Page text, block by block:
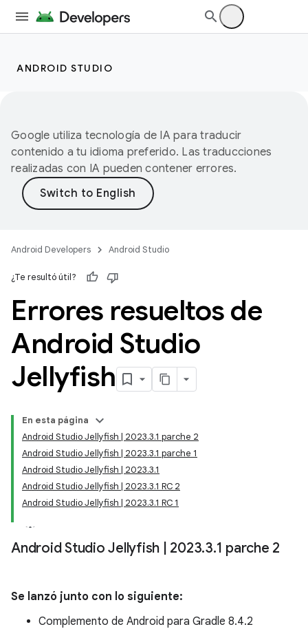
ANDROID STUDIO
Google utiliza tecnología de IA para traducir
contenido a tu idioma preferido. Las traducciones
realizadas con IA pueden contener errores.
Android Developers Android Studio
¿Te resultó útil?
Errores resueltos de
Android Studio
Jellyfish
En esta página
Android Studio Jellyfish | 2023.3.1 parche 2
Android Studio Jellyfish | 2023.3.1 parche 1
Android Studio Jellyfish | 2023.3.1
Android Studio Jellyfish | 2023.3.1 RC 2
Android Studio Jellyfish | 2023.3.1 RC 1
Android Studio Jellyfish 2023.3.1 parche 2
Se lanzó junto con lo siguiente:
Complemento de Android para Gradle 8.4.2